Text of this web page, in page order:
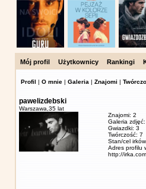
Mój profil Użytkownicy Rankingi
Profil | O mnie | Galeria | Znajomi |
pawelizdebski
Warszawa, 35 lat
Znajomi: 2
Galeria zdjęć:
Gwiazdki: 3
Twórczość: 7
Stan/cel
Adres profilu
http://